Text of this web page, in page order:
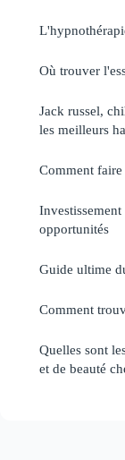
Où trouver
Jack russel,
les meilleurs
Comment faire
opportunités
Guide ultime
Comment
Quelles sont
et de beauté